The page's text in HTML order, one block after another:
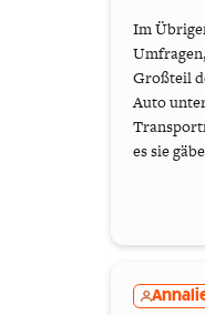
Im
Großteil
Auto
es sie